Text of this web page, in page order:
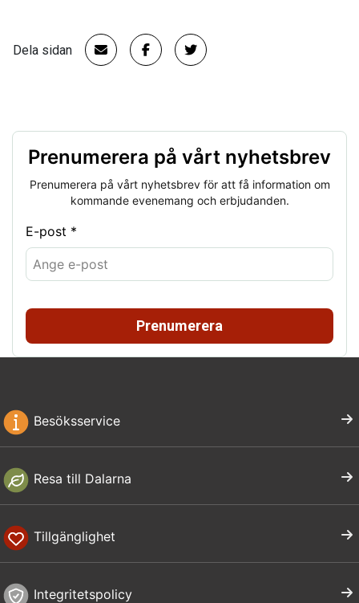
Dela sidan
Prenumerera på vårt nyhetsbrev
Prenumerera på vårt nyhetsbrev för att få information om
kommande evenemang och erbjudanden.
E-post *
Prenumerera
Besöksservice
Resa till Dalarna
Tillgänglighet
Integritetspolicy